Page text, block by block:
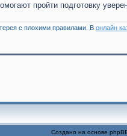
пройти подготовку
с плохими правилами. В онлайн
Создано на основе